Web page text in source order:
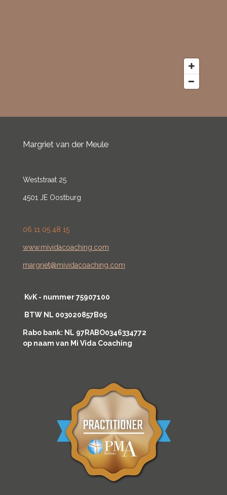
Margriet van der Meule
Weststraat 25
4501 JE Oostburg
06 11 05 48 15
www.mividacoaching.com
margriet@mividacoaching.com
KvK - nummer 75907100
BTW NL 003020857B05
Rabo bank: NL 97RABO0346334772
op naam van Mi Vida Coaching